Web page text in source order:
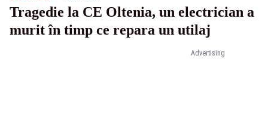
Advertising
Tragedie la CE Oltenia, un electrician a
murit în timp ce repara un utilaj